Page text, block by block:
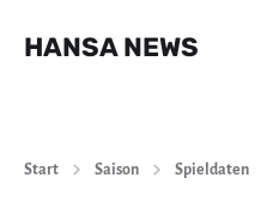
HANSA NEWS
Start Saison Spieldaten